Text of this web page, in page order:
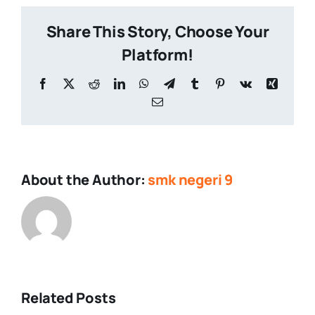
Share This Story, Choose Your
Platform!
Facebook
X RedditLinkedInWhatsApp
TelegramTumblr Pinterest
Vk
Xing
Email
About the Author: smk negeri 9
Related Posts
Upacara